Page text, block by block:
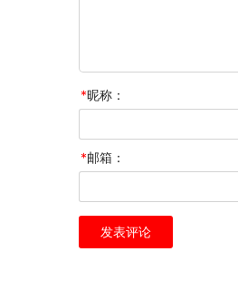
*昵称：
*邮箱：